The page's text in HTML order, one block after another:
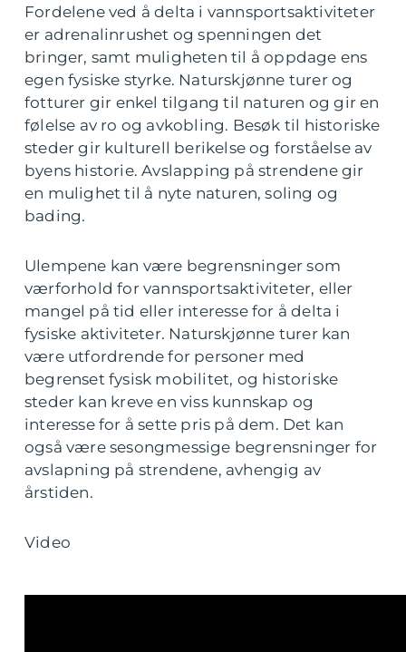
Fordelene ved å delta i vannsportsaktiviteter
er adrenalinrushet og spenningen det
bringer, samt muligheten til å oppdage ens
egen fysiske styrke. Naturskjønne turer og
fotturer gir enkel tilgang til naturen og gir en
følelse av ro og avkobling. Besøk til historiske
steder gir kulturell berikelse og forståelse av
byens historie. Avslapping på strendene gir
en mulighet til å nyte naturen, soling og
bading.
Ulempene kan være begrensninger som
værforhold for vannsportsaktiviteter, eller
mangel på tid eller interesse for å delta i
fysiske aktiviteter. Naturskjønne turer kan
være utfordrende for personer med
begrenset fysisk mobilitet, og historiske
steder kan kreve en viss kunnskap og
interesse for å sette pris på dem. Det kan
også være sesongmessige begrensninger for
avslapning på strendene, avhengig av
årstiden.
Video